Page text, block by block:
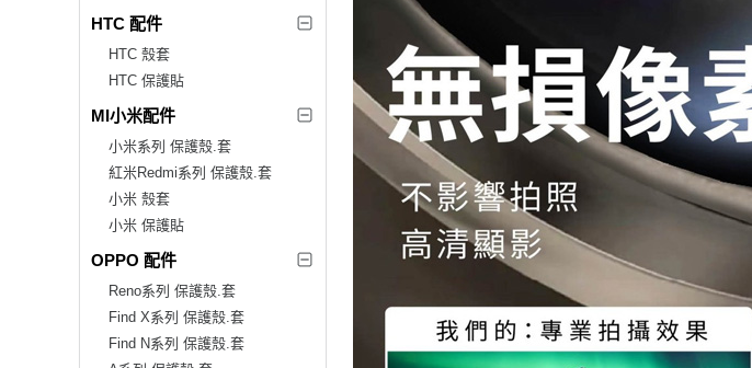
HTC 配件
HTC 殼套
HTC 保護貼
MI小米配件
小米系列 保護殼.套
紅米Redmi系列 保護殼.套
小米 殼套
小米 保護貼
OPPO 配件
Reno系列 保護殼.套
Find X系列 保護殼.套
Find N系列 保護殼.套